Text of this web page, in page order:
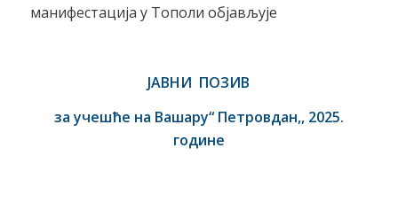
манифестација у Тополи објављује
ЈАВНИ ПОЗИВ
за учешће на Вашару“ Петровдан,, 2025.
године